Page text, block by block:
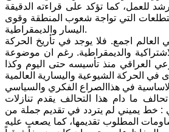
للعمل، كما تؤكد على قراءته الدقيقة
التي تواجة شعوب المنطقة وقوى
اليسار والديمقراطية.
العالم اجمع. فلا يوجد في تأريخ الحركة
والديمقراطية. رغم ان موضوعة
العراقي منذ تأسيسه حتى اليوم وكذا
ما دام هذا التحالف يقدم تنازلات
: خط يميني لم يتردد في تقديم جملة من
المطلوب تقديمها، كما يصعب عليه